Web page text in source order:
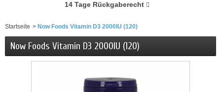
14 Tage Rückgaberecht
Startseite > Now Foods Vitamin D3 2000IU (120)
Now Foods Vitamin D3 2000IU (120)